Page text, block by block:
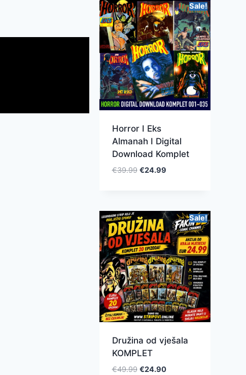
Sale!
Horror I Eks
Almanah I Digital
Download Komplet
€39.99 €24.99
Sale!
Družina od vješala
KOMPLET
€49.99 €24.90